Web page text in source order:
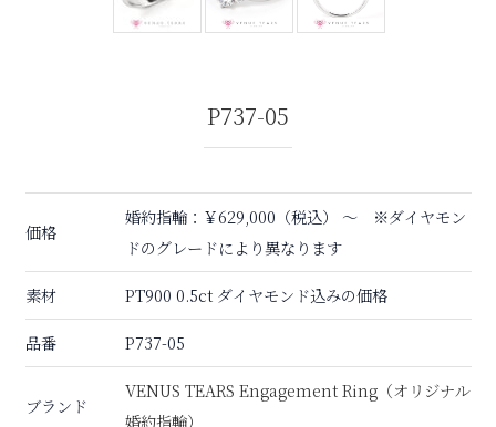
P737-05
価格
婚約指輪：￥629,000（税込） 〜 ※ダイヤモン
ドのグレードにより異なります
素材 PT900 0.5ct ダイヤモンド込みの価格
品番 P737-05
ブランド
VENUS TEARS Engagement Ring（オリジナル
婚約指輪）